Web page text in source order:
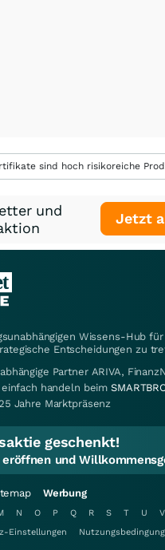
sind hoch risikoreiche
und
Jetzt
Wissens-Hub
Entscheidungen zu
Partner ARIVA,
einfach handeln beim
Jahre Marktpräsenz
geschenkt!
eröffnen und
Werbung
N O P Q R S T U V
Einstellungen